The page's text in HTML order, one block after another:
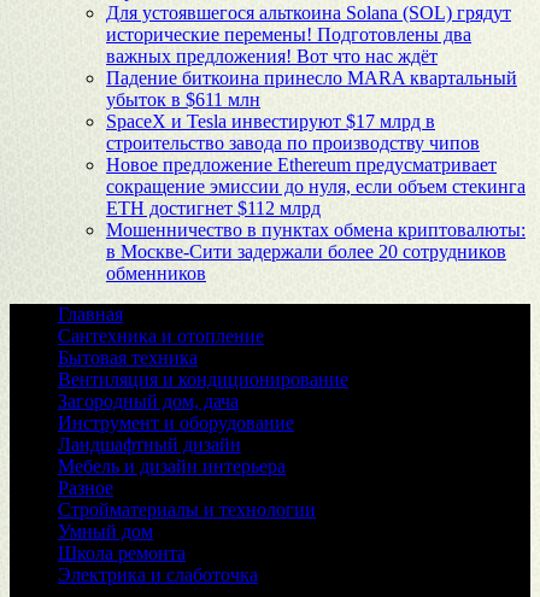
Для устоявшегося альткоина Solana (SOL) грядут
исторические перемены! Подготовлены два
важных предложения! Вот что нас ждёт
Падение биткоина принесло MARA квартальный
убыток в $611 млн
SpaceX и Tesla инвестируют $17 млрд в
строительство завода по производству чипов
Новое предложение Ethereum предусматривает
сокращение эмиссии до нуля, если объем стекинга
ETH достигнет $112 млрд
Мошенничество в пунктах обмена криптовалюты:
в Москве-Сити задержали более 20 сотрудников
обменников
Главная
Сантехника и отопление
Бытовая техника
Вентиляция и кондиционирование
Загородный дом, дача
Инструмент и оборудование
Ландшафтный дизайн
Мебель и дизайн интерьера
Разное
Стройматериалы и технологии
Умный дом
Школа ремонта
Электрика и слаботочка